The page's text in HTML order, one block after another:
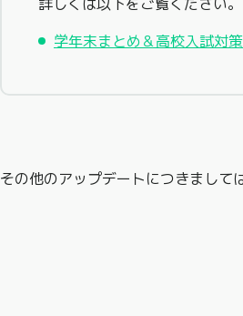
詳しくは以下をご覧ください。
学年末まとめ＆高校入試対
その他のアップデートにつきまして